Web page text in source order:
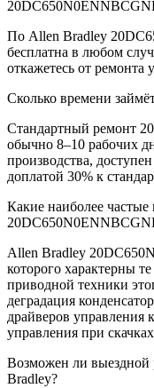
По Allen Bradley
бесплатна в любом
откажетесь от ремонта
Сколько времени
Стандартный ремонт
обычно 8–10 рабочих
производства,
доплатой 30% к
Какие наиболее
Allen Bradley
которого характерны
приводной техники
деградация
драйверов
управления при
Возможен ли выездной
Bradley?